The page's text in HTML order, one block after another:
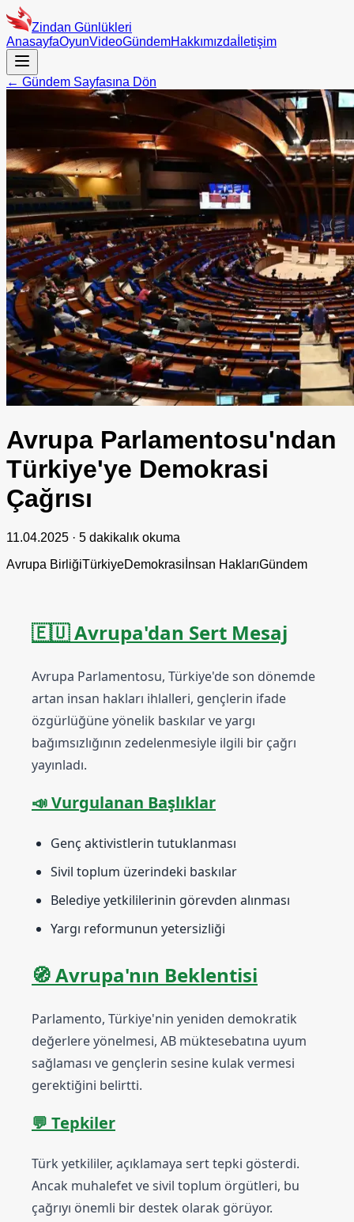
Zindan Günlükleri
AnasayfaOyunVideoGündemHakkımızda İletişim
← Gündem Sayfasına Dön
Avrupa Parlamentosu'ndan
Türkiye'ye Demokrasi
Çağrısı
11.04.2025 · 5 dakikalık okuma
Avrupa BirliğiTürkiyeDemokrasi İnsan HaklarıGündem
🇪🇺 Avrupa'dan Sert Mesaj
Avrupa Parlamentosu, Türkiye'de son dönemde
artan insan hakları ihlalleri, gençlerin ifade
özgürlüğüne yönelik baskılar ve yargı
bağımsızlığının zedelenmesiyle ilgili bir çağrı
yayınladı.
📣 Vurgulanan Başlıklar
Genç aktivistlerin tutuklanması
Sivil toplum üzerindeki baskılar
Belediye yetkililerinin görevden alınması
Yargı reformunun yetersizliği
🧭 Avrupa'nın Beklentisi
Parlamento, Türkiye'nin yeniden demokratik
değerlere yönelmesi, AB müktesebatına uyum
sağlaması ve gençlerin sesine kulak vermesi
gerektiğini belirtti.
💬 Tepkiler
Türk yetkililer, açıklamaya sert tepki gösterdi.
Ancak muhalefet ve sivil toplum örgütleri, bu
çağrıyı önemli bir destek olarak görüyor.